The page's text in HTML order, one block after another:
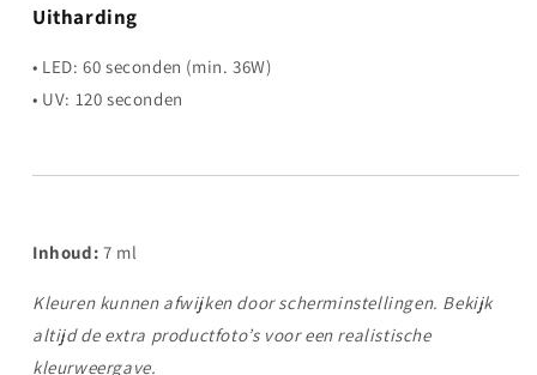
Uitharding
• LED: 60 seconden (min. 36W)
• UV: 120 seconden
Inhoud: 7 ml
Kleuren kunnen afwijken door scherminstellingen. Bekijk
altijd de extra productfoto’s voor een realistische
kleurweergave.